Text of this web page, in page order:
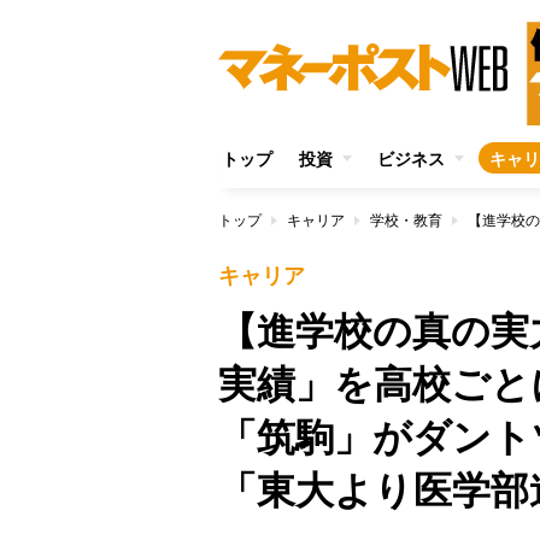
トップ 投資 ビジネス キャ
トップ キャリア 学校・教育
キャリア
【進学校の真の
実績」を高校ご
「筑駒」がダン
「東大より医学